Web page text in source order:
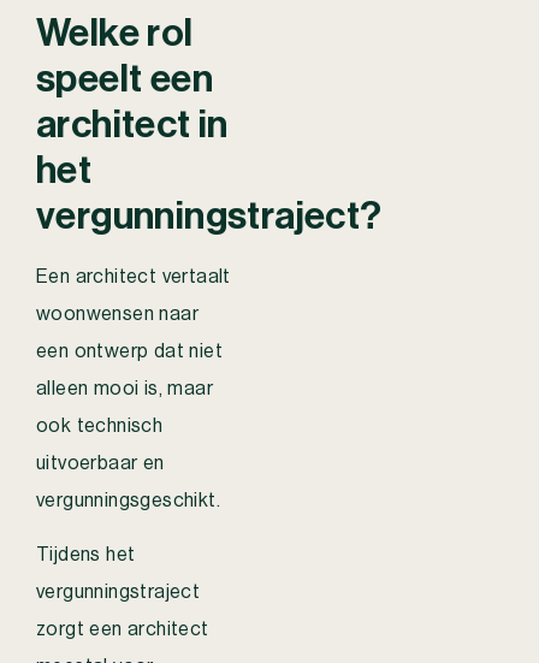
Welke rol
speelt een
architect in
het
vergunningstraject?
Een architect vertaalt
woonwensen naar
een ontwerp dat niet
alleen mooi is, maar
ook technisch
uitvoerbaar en
vergunningsgeschikt.
Tijdens het
vergunningstraject
zorgt een architect